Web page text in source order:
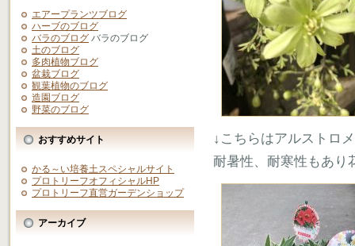
エアープランツブログ
ハーブのブログ
バラのブログ バラのブログ
土のブログ
多肉植物ブログ
盆栽ブログ
観葉植物のブログ
造園ブログ
野菜のブログ
おすすめサイト
かる～い培養土スペシャルサイト
プロトリーフオフィシャルHP
プロトリーフ直営ガーデンショップ
アーカイブ
↓こちらはアルストロ
耐暑性、耐寒性もあり